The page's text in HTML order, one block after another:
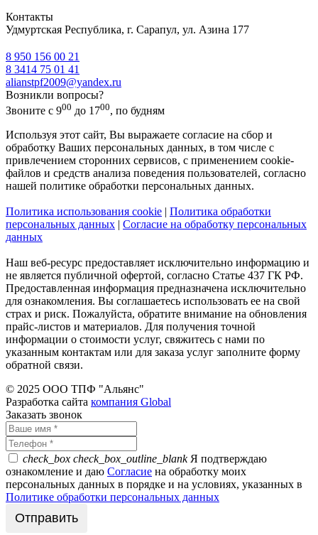
Контакты
Удмуртская Республика, г. Сарапул, ул. Азина 177
8 950 156 00 21
8 3414 75 01 41
alianstpf2009@yandex.ru
Возникли вопросы?
Звоните с 900 до 1700, по будням
Используя этот сайт, Вы выражаете согласие на сбор и
обработку Ваших персональных данных, в том числе с
привлечением сторонних сервисов, с применением cookie-
файлов и средств анализа поведения пользователей, согласно
нашей политике обработки персональных данных.
Политика использования cookie
Политика обработки
персональных данных
Согласие на обработку персональных
данных
Наш веб-ресурс предоставляет исключительно информацию и
не является публичной офертой, согласно Статье 437 ГК РФ.
Предоставленная информация предназначена исключительно
для ознакомления. Вы соглашаетесь использовать ее на свой
страх и риск. Пожалуйста, обратите внимание на обновления
прайс-листов и материалов. Для получения точной
информации о стоимости услуг, свяжитесь с нами по
указанным контактам или для заказа услуг заполните форму
обратной связи.
© 2025 ООО ТПФ "Альянс"
Разработка сайта компания Global
Заказать звонок
check_box check_box_outline_blankЯ подтверждаю
ознакомление и даю Согласие на обработку моих
персональных данных в порядке и на условиях, указанных в
Политике обработки персональных данных